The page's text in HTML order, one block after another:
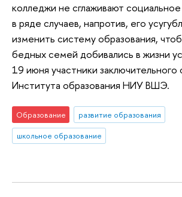
колледжи не сглаживают
в ряде случаев, напротив, его
изменить систему образования,
бедных семей добивались в жизни
19 июня участники заключительного
Института образования НИУ ВШЭ.
Образование
развитие образования
школьное образование